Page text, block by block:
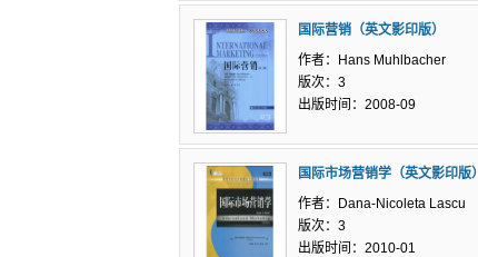
国际营销（英文影印版）
作者：Hans Muhlbacher
版次：3
出版时间：2008-09
国际市场营销学（英文影印版）
作者：Dana-Nicoleta Lascu
版次：3
出版时间：2010-01